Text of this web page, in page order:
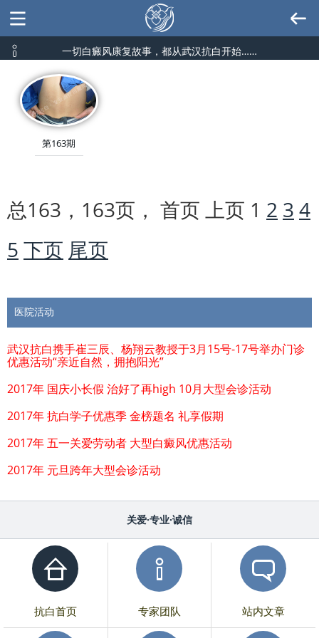
一切白癜风康复故事，都从武汉抗白开始……
第163期
总163，163页， 首页 上页 1 2 3 4
5 下页 尾页
医院活动
武汉抗白携手崔三辰、杨翔云教授于3月15号-17号举办门诊
优惠活动“亲近自然，拥抱阳光”
2017年 国庆小长假 治好了再high 10月大型会诊活动
2017年 抗白学子优惠季 金榜题名 礼享假期
2017年 五一关爱劳动者 大型白癜风优惠活动
2017年 元旦跨年大型会诊活动
关爱·专业·诚信
抗白首页 专家团队 站内文章